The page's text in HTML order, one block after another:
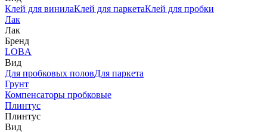
Клей для винилаКлей для паркетаКлей для пробки
Лак
Лак
Бренд
LOBA
Вид
Для пробковых половДля паркета
Грунт
Компенсаторы пробковые
Плинтус
Плинтус
Вид